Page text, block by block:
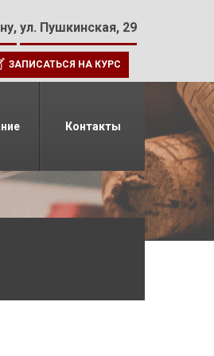
ул. Пушкинская, 29
ЗАПИСАТЬСЯ НА КУРС
Контакты